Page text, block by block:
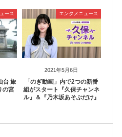
ース
台 旅
の宮
2021年5月6日
エンタメニュース
「のぎ動画」内で2つの新番
組がスタート『久保チャンネ
ル』＆『乃木坂あそぶだけ』